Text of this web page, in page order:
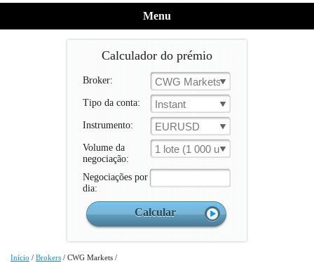
Menu
Calculador do prémio
Broker: CWG Markets
Tipo da conta: Instant
Instrumento: EURUSD
Volume da
negociação:
1 lote (1 000 un.)
Negociações por
dia:
Início / Brokers / CWG Markets /